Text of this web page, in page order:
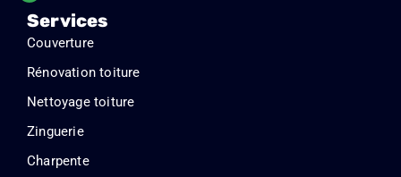
Services
Couverture
Rénovation toiture
Nettoyage toiture
Zinguerie
Charpente